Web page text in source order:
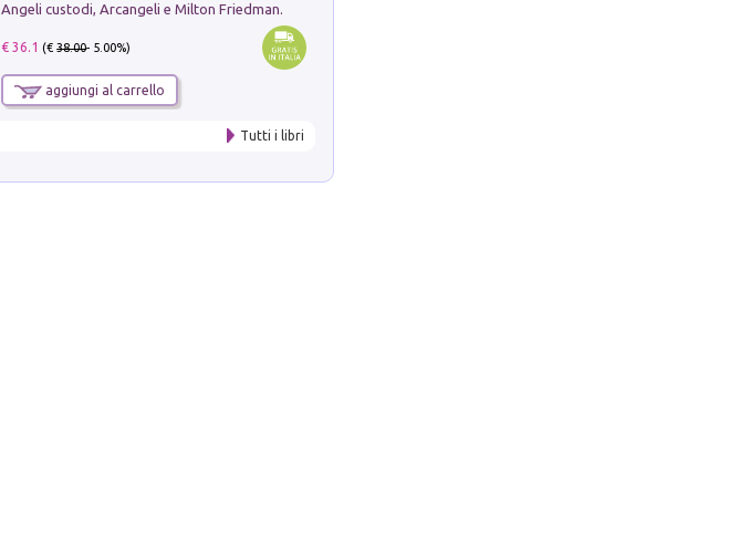
Angeli custodi, Arcangeli e Milton Friedman.
€ 36.1 (€38.00- 5.00%)
aggiungi al carrello
Tutti i libri